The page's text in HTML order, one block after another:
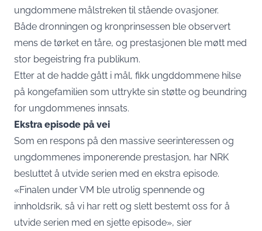
ungdommene målstreken til stående ovasjoner.
Både dronningen og kronprinsessen ble observert
mens de tørket en tåre, og prestasjonen ble møtt med
stor begeistring fra publikum.
Etter at de hadde gått i mål, fikk ungddommene hilse
på kongefamilien som uttrykte sin støtte og beundring
for ungdommenes innsats.​
Ekstra episode på vei
Som en respons på den massive seerinteressen og
ungdommenes imponerende prestasjon, har NRK
besluttet å utvide serien med en ekstra episode.
«Finalen under VM ble utrolig spennende og
innholdsrik, så vi har rett og slett bestemt oss for å
utvide serien med en sjette episode», sier